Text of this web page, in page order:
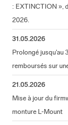
: EXTINCTION »,
2026.
31.05.2026
Prolongé jusqu'au
remboursés sur
21.05.2026
Mise à jour du
monture L-Mount